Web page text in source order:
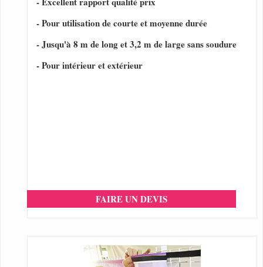
- Pour utilisation de courte et moyenne durée
- Jusqu'à 8 m de long et 3,2 m de large sans soudure
- Pour intérieur et extérieur
FAIRE UN DEVIS